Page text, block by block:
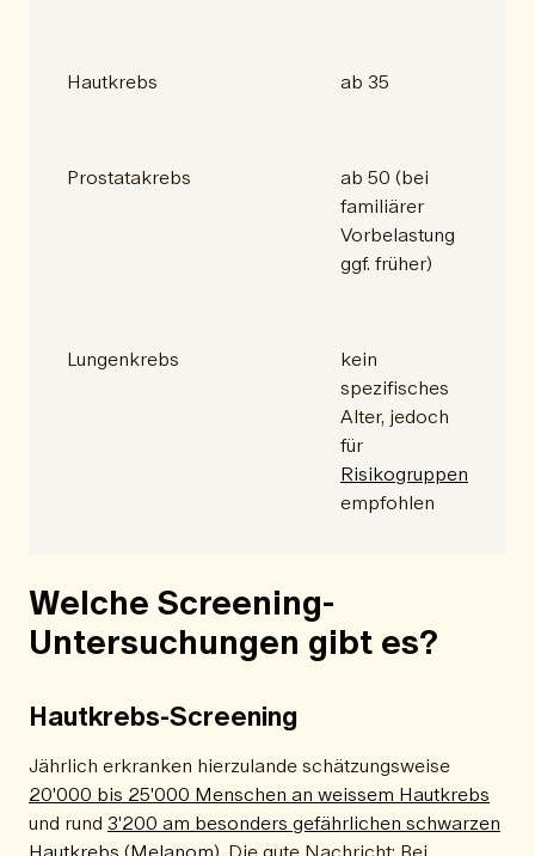
Hautkrebs ab 35
Prostatakrebs
ab 50 (bei
familiärer
Vorbelastung
ggf. früher)
Lungenkrebs
kein
spezifisches
Alter, jedoch
für
Risikogruppen
empfohlen
Welche Screening-
Untersuchungen gibt es?
Hautkrebs-Screening
Jährlich erkranken hierzulande schätzungsweise
20'000 bis 25'000 Menschen an weissem Hautkrebs
und rund 3'200 am besonders gefährlichen schwarzen